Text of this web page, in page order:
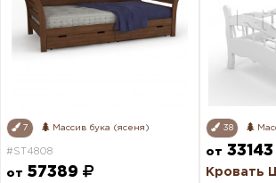
7 Массив бука (ясеня)
#ST4808
от 57389
38
от
Кровать